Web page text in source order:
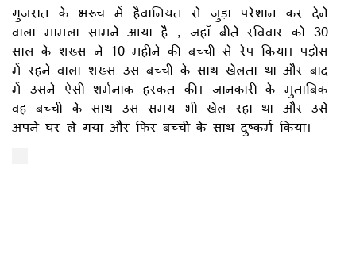
गुजरात के भरूच में हैवानियत से जुड़ा परेशान कर देने
वाला मामला सामने आया है , जहाँ बीते रविवार को 30
साल के शख्स ने 10 महीने की बच्ची से रेप किया। पड़ोस
में रहने वाला शख्स उस बच्ची के साथ खेलता था और बाद
में उसने ऐसी शर्मनाक हरकत की। जानकारी के मुताबिक
वह बच्ची के साथ उस समय भी खेल रहा था और उसे
अपने घर ले गया और फिर बच्ची के साथ दुष्कर्म किया।